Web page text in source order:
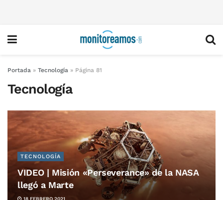
Portada » Tecnología » Página 81
Tecnología
TECNOLOGÍA
VIDEO | Misión «Perseverance» de la NASA
llegó a Marte
18 FEBRERO 2021